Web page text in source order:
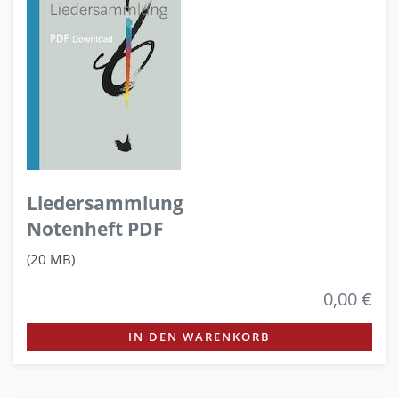
Liedersammlung
Notenheft PDF
(20 MB)
0,00 €
IN DEN WARENKORB